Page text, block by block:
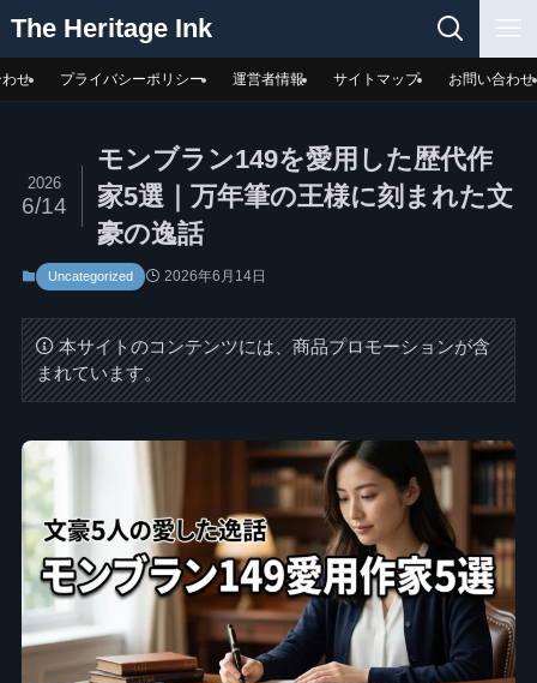
The Heritage Ink
せ プライバシーポリシー 運営者情報 サイトマップ お問い合わせ
モンブラン149を愛用した歴代作
家5選｜万年筆の王様に刻まれた文
豪の逸話
2026
6/14
Uncategorized 2026年6月14日
本サイトのコンテンツには、商品プロモーションが含
まれています。